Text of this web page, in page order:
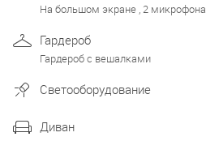
На большом экране , 2 микрофона
Гардероб
Гардероб с вешалками
Светооборудование
Диван